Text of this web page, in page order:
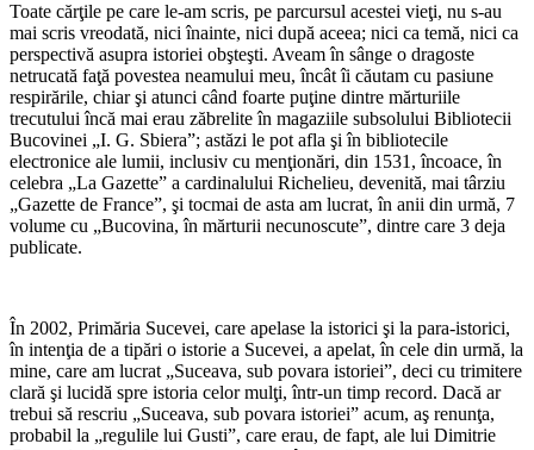
Toate cărţile pe care le-am scris, pe parcursul acestei vieţi, nu s-au
mai scris vreodată, nici înainte, nici după aceea; nici ca temă, nici ca
perspectivă asupra istoriei obşteşti. Aveam în sânge o dragoste
netrucată faţă povestea neamului meu, încât îi căutam cu pasiune
respirările, chiar şi atunci când foarte puţine dintre mărturiile
trecutului încă mai erau zăbrelite în magaziile subsolului Bibliotecii
Bucovinei „I. G. Sbiera”; astăzi le pot afla şi în bibliotecile
electronice ale lumii, inclusiv cu menţionări, din 1531, încoace, în
celebra „La Gazette” a cardinalului Richelieu, devenită, mai târziu
„Gazette de France”, şi tocmai de asta am lucrat, în anii din urmă, 7
volume cu „Bucovina, în mărturii necunoscute”, dintre care 3 deja
publicate.
În 2002, Primăria Sucevei, care apelase la istorici şi la para-istorici,
în intenţia de a tipări o istorie a Sucevei, a apelat, în cele din urmă, la
mine, care am lucrat „Suceava, sub povara istoriei”, deci cu trimitere
clară şi lucidă spre istoria celor mulţi, într-un timp record. Dacă ar
trebui să rescriu „Suceava, sub povara istoriei” acum, aş renunţa,
probabil la „regulile lui Gusti”, care erau, de fapt, ale lui Dimitrie